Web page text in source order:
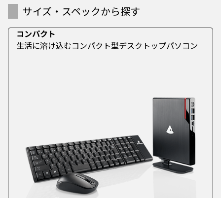
サイズ・スペックから探す
コンパクト
生活に溶け込むコンパクト型デスクトップパソコン